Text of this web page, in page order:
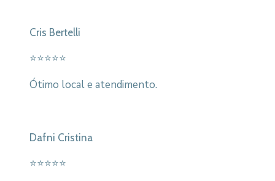
Cris Bertelli
⭐⭐⭐⭐⭐
Ótimo local e atendimento.
Dafni Cristina
⭐⭐⭐⭐⭐